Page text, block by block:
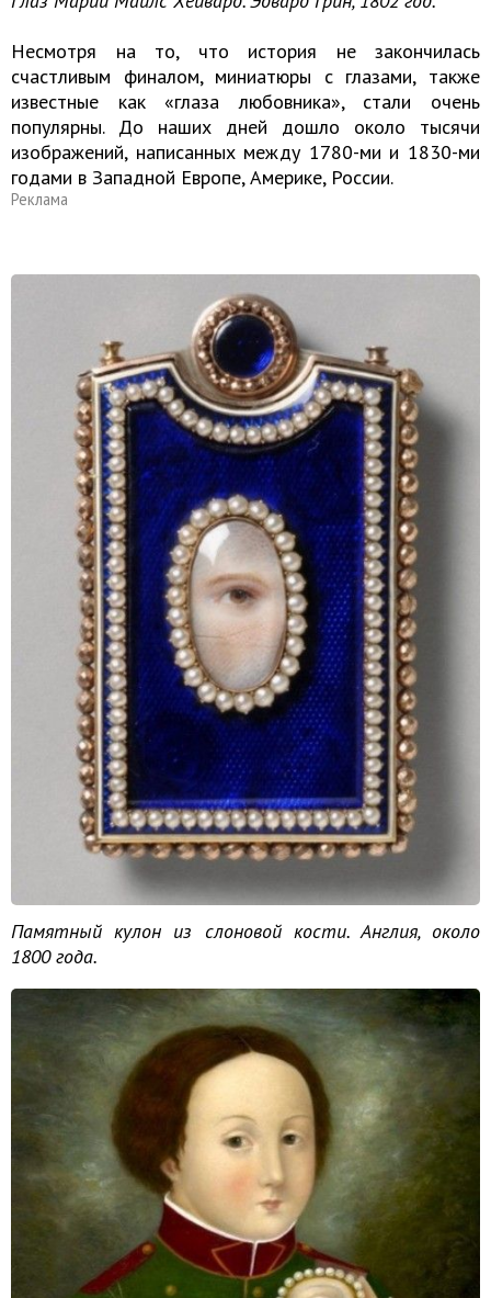
Несмотря на то, что история не закончилась
счастливым финалом, миниатюры с глазами, также
известные как «глаза любовника», стали очень
популярны. До наших дней дошло около тысячи
изображений, написанных между 1780-ми и 1830-ми
годами в Западной Европе, Америке, России.
Реклама
Памятный кулон из слоновой кости. Англия, около
1800 года.